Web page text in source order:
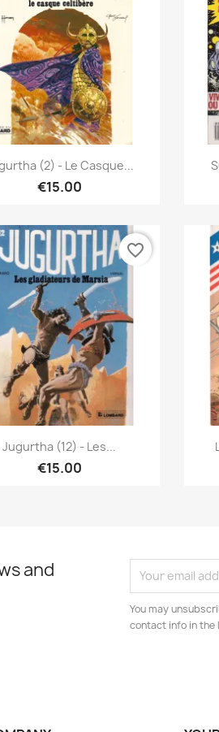
Quick view
(2) - Le Casque...
€15.00
Quick view
Jugurtha (12) - Les...
€15.00
favorite_border
and
You may
contact info in the